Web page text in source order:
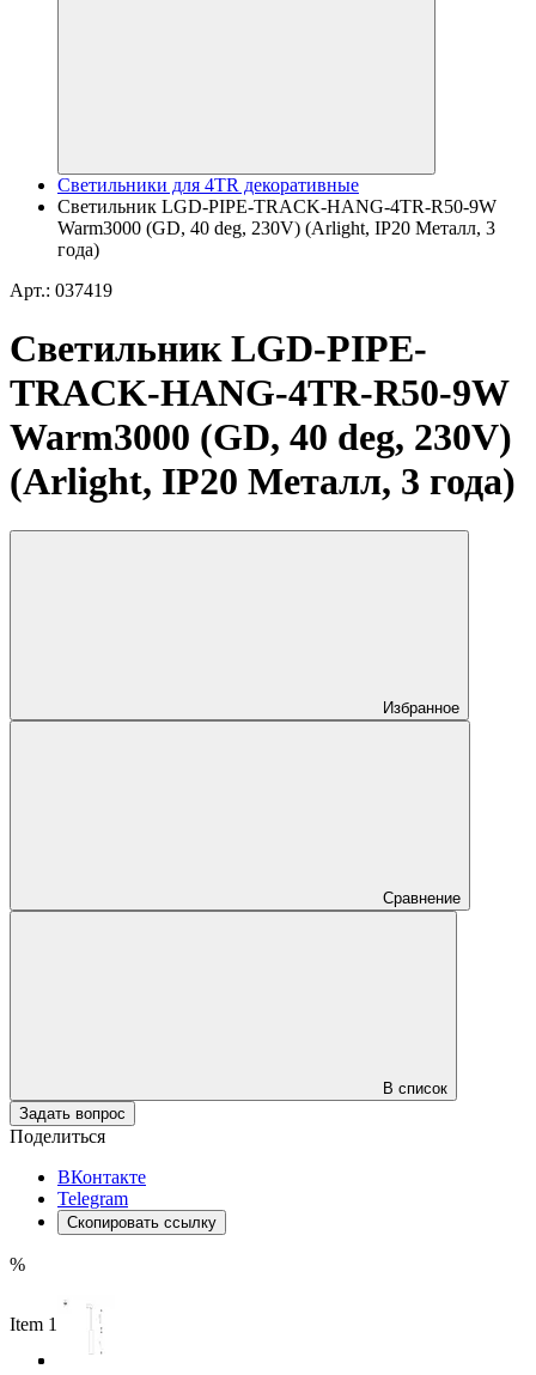
Светильники для 4TR декоративные
Светильник LGD-PIPE-TRACK-HANG-4TR-R50-9W
Warm3000 (GD, 40 deg, 230V) (Arlight, IP20 Металл, 3
года)
Арт.: 037419
Светильник LGD-PIPE-
TRACK-HANG-4TR-R50-9W
Warm3000 (GD, 40 deg, 230V)
(Arlight, IP20 Металл, 3 года)
Избранное
Сравнение
В список
Задать вопрос
Поделиться
ВКонтакте
Telegram
Скопировать ссылку
%
Item 1 of 3